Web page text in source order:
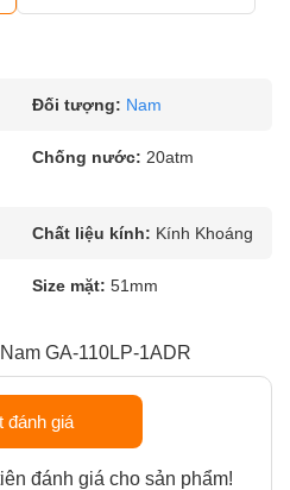
Đối tượng: Nam
Chống nước: 20atm
Chất liệu kính: Kính Khoáng
Size mặt: 51mm
GA-110LP-1ADR
đánh giá
đánh giá cho sản phẩm!